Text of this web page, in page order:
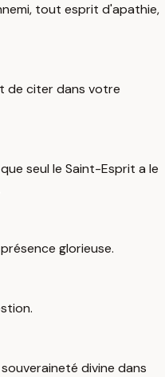
tout esprit d'apathie,
de citer dans votre
seul le Saint-Esprit a le
glorieuse.
divine dans